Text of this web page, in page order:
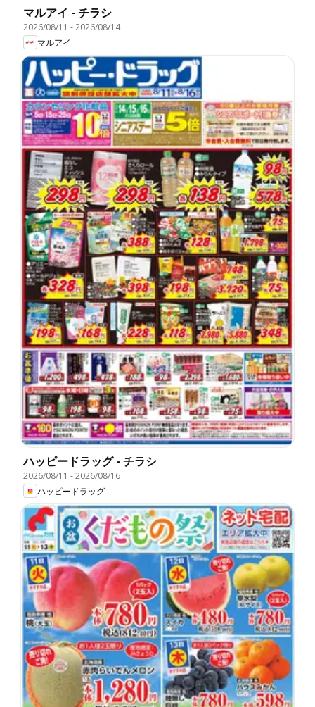
マルアイ - チラシ
2026/08/11 -2026/08/14
マルアイ
ハッピードラッグ - チラシ
2026/08/11 -2026/08/16
ハッピードラッグ